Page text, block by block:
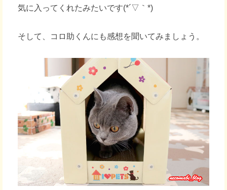
気に入ってくれたみたいです(*´▽｀*)
そして、コロ助くんにも感想を聞いてみましょう。